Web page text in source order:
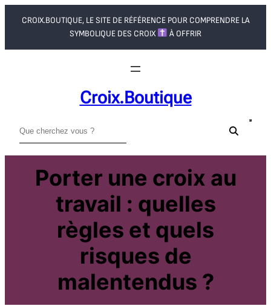
CROIX.BOUTIQUE, LE SITE DE RÉFÉRENCE POUR COMPRENDRE LA
SYMBOLIQUE DES CROIX
À OFFRIR
Croix.boutique
c
h
e
h
e
r
Porter une croix au
travail : quelles
règles et quels
risques de
malentendus ?